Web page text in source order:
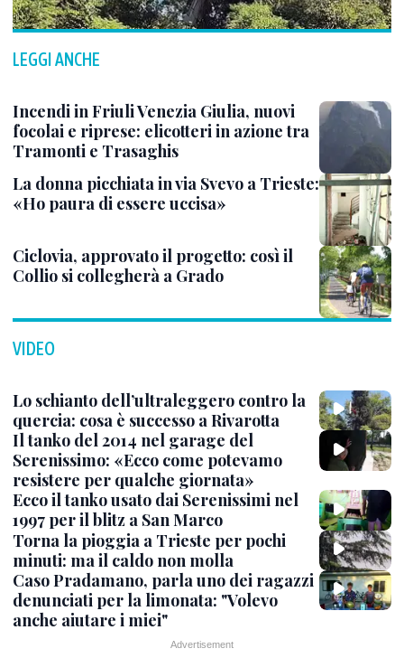
LEGGI ANCHE
Incendi in Friuli Venezia Giulia, nuovi
focolai e riprese: elicotteri in azione tra
Tramonti e Trasaghis
La donna picchiata in via Svevo a Trieste:
«Ho paura di essere uccisa»
Ciclovia, approvato il progetto: così il
Collio si collegherà a Grado
VIDEO
Lo schianto dell’ultraleggero contro la
quercia: cosa è successo a Rivarotta
Il tanko del 2014 nel garage del
Serenissimo: «Ecco come potevamo
resistere per qualche giornata»
Ecco il tanko usato dai Serenissimi nel
1997 per il blitz a San Marco
Torna la pioggia a Trieste per pochi
minuti: ma il caldo non molla
Caso Pradamano, parla uno dei ragazzi
denunciati per la limonata: "Volevo
anche aiutare i miei"